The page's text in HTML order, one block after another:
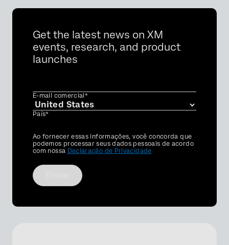
Get the latest news on XM
events, research, and product
launches
E-mail comercial*
País*
Privacy
Optin
Ao fornecer essas informações, você concorda que
podemos processar seus dados pessoais de acordo
com nossa Declaração de Privacidade